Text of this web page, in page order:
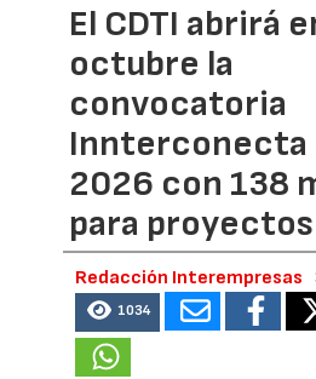
El CDTI abrirá
octubre la
convocatoria
Innterconecta
2026 con 138
para
Redacción Interempresas
1034